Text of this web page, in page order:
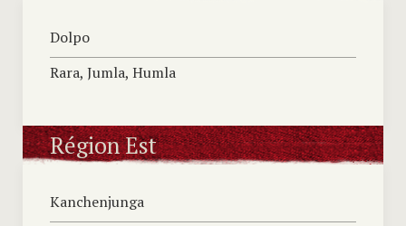
Dolpo
Rara, Jumla, Humla
Région Est
Kanchenjunga